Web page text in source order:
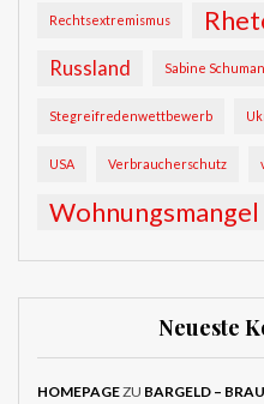
Rechtsextremismus
Russland Sabine
Stegreifredenwettbewerb
USA Verbraucherschutz
Wohnungsmangel
Neueste
HOMEPAGEZU BARGELD –